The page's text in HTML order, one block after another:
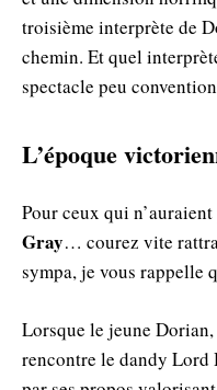
troisième interprète de
chemin. Et quel
spectacle peu
L’époque
Pour ceux qui n’auraient
Gray… courez vite
sympa, je vous rappelle
Lorsque le jeune
rencontre le dandy